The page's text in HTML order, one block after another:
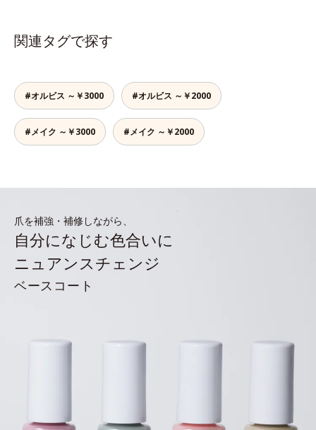
関連タグで探す
#オルビス ～￥3000 #オルビス ～￥2000
#メイク ～￥3000 #メイク ～￥2000
爪を補強・補修しながら、
自分になじむ色合いに
ニュアンスチェンジ
ベースコート